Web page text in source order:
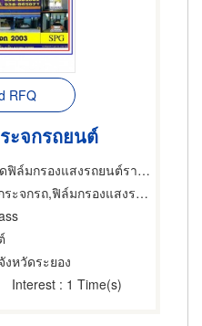
RFQ
ะจกรถยนต์
ติดตั้งกระจกรถยนต์ระยอง ติดฟิล์มกรองแสงรถยนต์ราคาคุณภาพเมืองระยอง
จกรถ,ฟิล์มกรองแสงรถยนต์
จังหวัดระยอง
Interest : 1 Time(s)